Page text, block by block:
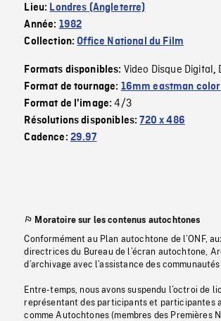
Lieu: Londres (Angleterre)
Année: 1982
Collection:Office National du Film
Formats disponibles: Video Disque Digital,
Format de tournage: 16mm eastman color
Format de l'image:4/3
Résolutions disponibles:720 x 486
Cadence: 29.97
Moratoire sur les contenus autochtones
Conformément au Plan autochtone de l’ONF,
directrices du Bureau de l’écran autochtone,
d’archivage avec l’assistance des
Entre-temps, nous avons suspendu l’octroi de
représentant des participants et participantes
comme Autochtones (membres des Premières